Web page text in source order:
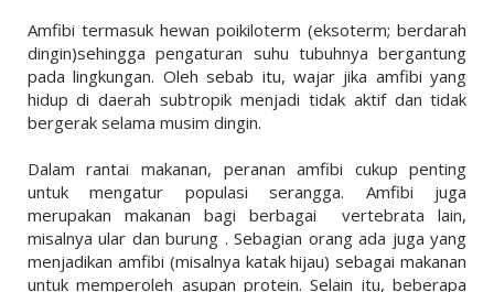
Amfibi termasuk hewan poikiloterm (eksoterm; berdarah
dingin)sehingga pengaturan suhu tubuhnya bergantung
pada lingkungan. Oleh sebab itu, wajar jika amfibi yang
hidup di daerah subtropik menjadi tidak aktif dan tidak
bergerak selama musim dingin.
Dalam rantai makanan, peranan amfibi cukup penting
untuk mengatur populasi serangga. Amfibi juga
merupakan makanan bagi berbagai
vertebrata lain,
misalnya ular dan burung . Sebagian orang ada juga yang
menjadikan amfibi (misalnya katak hijau) sebagai makanan
untuk memperoleh asupan protein. Selain itu, beberapa